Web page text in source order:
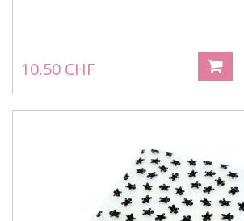
10.50 CHF